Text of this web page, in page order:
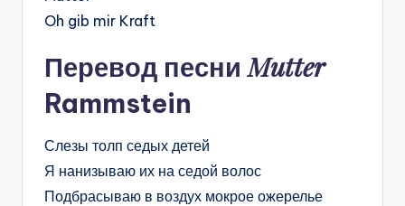
Oh gib mir Kraft
Перевод песниMutter
Rammstein
Слезы толп седых детей
Я нанизываю их на седой волос
Подбрасываю в воздух мокрое ожерелье